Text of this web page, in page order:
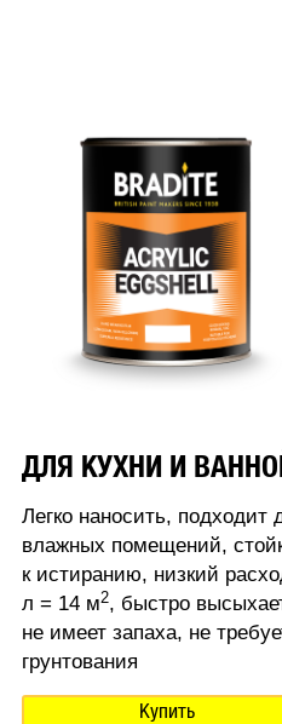
ДЛЯ КУХНИ И
Легко наносить, подходит
влажных помещений,
к истиранию, низкий
л = 14 м2, быстро
не имеет запаха, не
грунтования
Купить